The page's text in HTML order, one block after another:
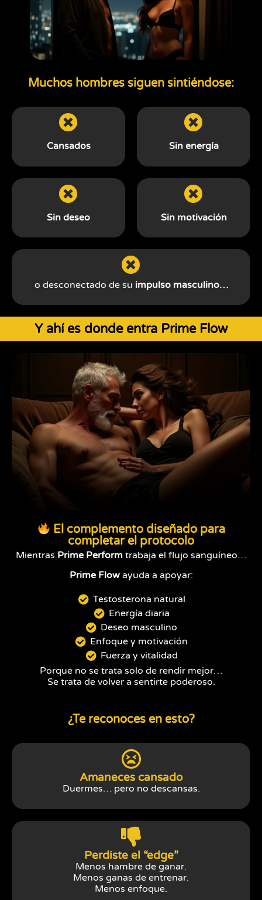
Muchos hombres siguen sintiéndose:
Cansados Sin energía
Sin deseo Sin motivación
o desconectado de su impulso masculino…
Y ahí es donde entra Prime Flow
El complemento diseñado para
completar el protocolo
Mientras Prime Perform trabaja el flujo sanguíneo…
Prime Flowayuda a apoyar:
Testosterona natural
Energía diaria
Deseo masculino
Enfoque y motivación
Fuerza y vitalidad
Porque no se trata solo de rendir mejor…
Se trata de volver a sentirte poderoso.
¿Te reconoces en esto?
Amaneces cansado
Duermes… pero no descansas.
Perdiste el “edge”
Menos hambre de ganar.
Menos ganas de entrenar.
Menos enfoque.